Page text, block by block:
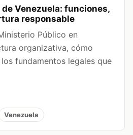
Venezuela: funciones,
responsable
Público en
organizativa, cómo
fundamentos legales que
Venezuela